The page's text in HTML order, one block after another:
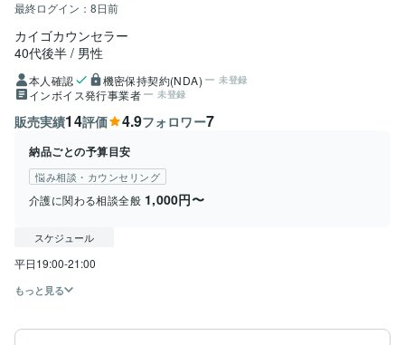
最終ログイン： 8日前
カイゴカウンセラー
40代後半
男性
本人確認 機密保持契約(NDA) 未登録
インボイス発行事業者 未登録
販売実績14評価 4.9フォロワー7
納品ごとの予算目安
悩み相談・カウンセリング
介護に関わる相談全般 1,000円〜
スケジュール
平日19:00-21:00
もっと見る